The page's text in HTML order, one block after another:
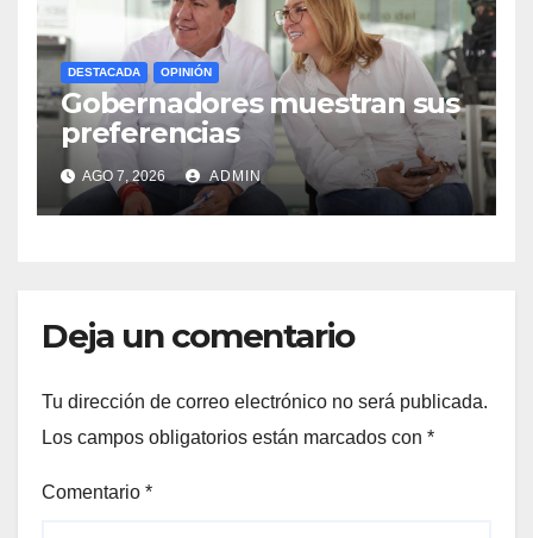
DESTACADA OPINIÓN
Gobernadores muestran sus
preferencias
AGO 7, 2026 ADMIN
Deja un comentario
Tu dirección de correo electrónico no será publicada.
Los campos obligatorios están marcados con *
Comentario *